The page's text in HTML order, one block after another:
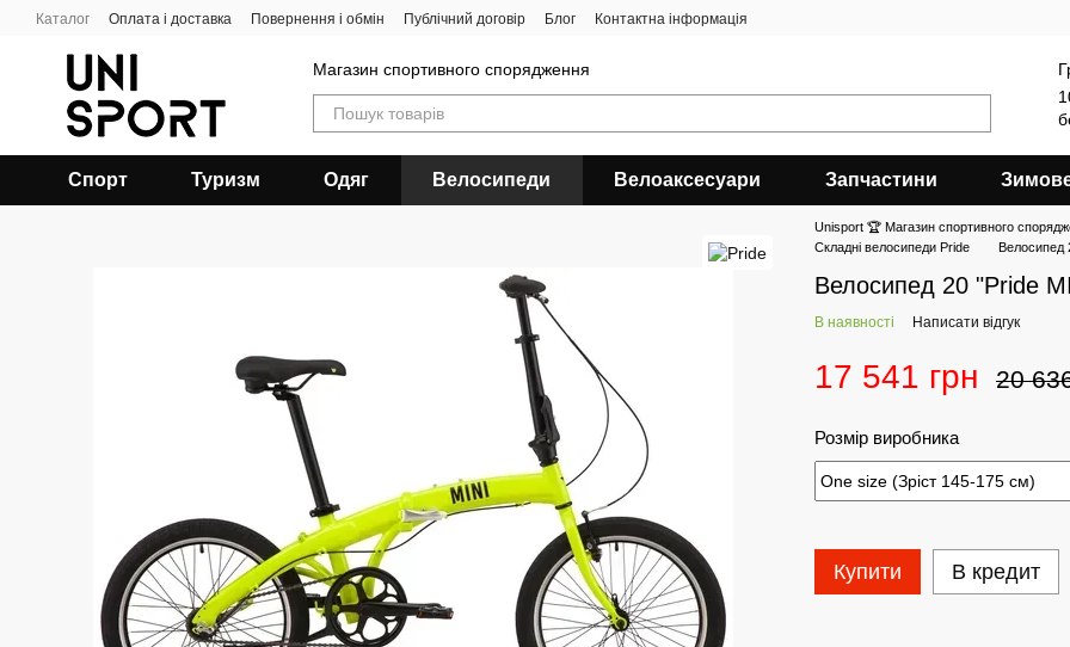
Перейти до основного контенту
Каталог Оплата і доставка Повернення і обмін Публічний договір Блог Контактна інформація
Магазин спортивного спорядження
Спорт Туризм Одяг Велосипеди Велоаксесуари Запчастини
Unisport 🏆 Магазин спортивного
Складні велосипеди Pride
Велосипед
Велосипед 20 "Pride
В наявності Написати відгук
17 541 грн 20
Розмір виробника
Купити В кредит